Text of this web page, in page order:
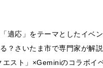
適応」をテーマとしたイベ
？さいたま市で専門家が解
エスト」×Geminiのコラボイ